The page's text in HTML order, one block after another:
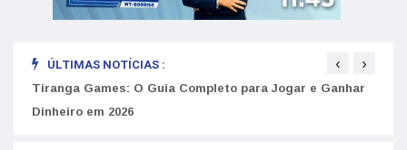
ÚLTIMAS NOTÍCIAS :
Tiranga Games: O Guia Completo para Jogar e Ganhar
Dinheiro em 2026
‹ ›